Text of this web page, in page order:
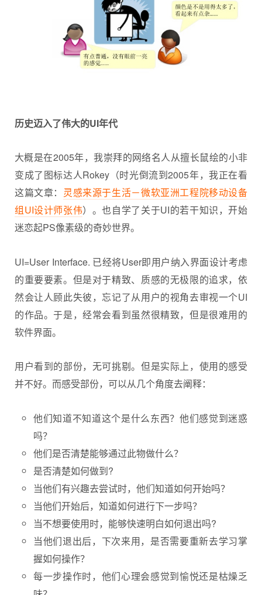
历史迈入了伟大的UI年代
大概是在2005年，我崇拜的网络名人从擅长鼠绘的小非
变成了图标达人Rokey（时光倒流到2005年，我正在看
这篇文章： 灵感来源于生活－微软亚洲工程院移动设备
组UI设计师张伟）。也自学了关于UI的若干知识，开始
迷恋起PS像素级的奇妙世界。
UI=User Interface. 已经将User即用户纳入界面设计考虑
的重要要素。但是对于精致、质感的无极限的追求，依
然会让人顾此失彼，忘记了从用户的视角去审视一个UI
的作品。于是，经常会看到虽然很精致，但是很难用的
软件界面。
用户看到的部份，无可挑剔。但是实际上，使用的感受
并不好。而感受部份，可以从几个角度去阐释：
他们知道不知道这个是什么东西？他们感觉到迷惑
吗？
他们是否清楚能够通过此物做什么？
是否清楚如何做到?
当他们有兴趣去尝试时，他们知道如何开始吗？
当他们开始后，知道如何进行下一步吗？
当不想要使用时，能够快速明白如何退出吗?
当他们退出后，下次来用，是否需要重新去学习掌
握如何操作？
每一步操作时，他们心理会感觉到愉悦还是枯燥乏